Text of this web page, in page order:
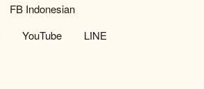
FB Indonesian
YouTube LINE